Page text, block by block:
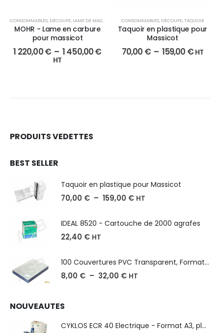
CONSOMMABLES, DÉCOUPE, LAME DE MASSICOT
MOHR - Lame en carbure
pour massicot
1 220,00€ – 1 450,00€
HT
CONSOMMABLES, DÉCOUPE,TAQUOIR
Taquoir en plastique pour
Massicot
70,00 € – 159,00 € HT
PRODUITS VEDETTES
BEST SELLER
Taquoir en plastique pour Massicot
70,00 € – 159,00 € HT
IDEAL 8520 - Cartouche de 2000 agrafes
22,40 € HT
100 Couvertures PVC Transparent, Format A3-A4-A5
8,00 € – 32,00 € HT
NOUVEAUTES
CYKLOS ECR 40 Electrique - Format A3, plusieurs unités coupe